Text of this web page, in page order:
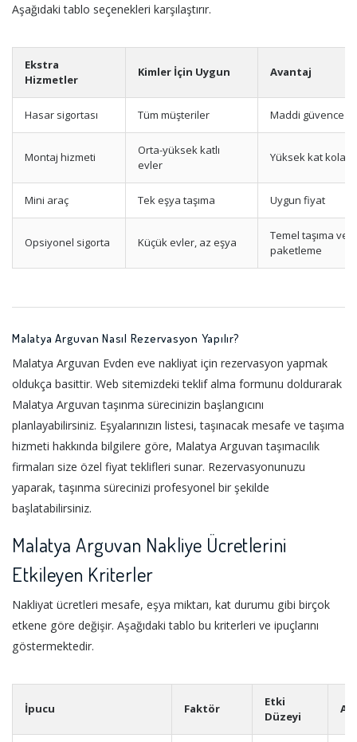
Aşağıdaki tablo seçenekleri karşılaştırır.
Ekstra
Hizmetler
Kimler İçin Uygun Avantaj
Hasar sigortası Tüm müşteriler Maddi güvence
Montaj hizmeti
Orta-yüksek katlı
evler
Yüksek kat
Mini araç Tek eşya taşıma Uygun fiyat
Opsiyonel sigorta Küçük evler, az eşya
Temel taşıma ve
paketleme
Malatya Arguvan Nasıl Rezervasyon Yapılır?
Malatya Arguvan Evden eve nakliyat için rezervasyon yapmak
oldukça basittir. Web sitemizdeki teklif alma formunu doldurarak
Malatya Arguvan taşınma sürecinizin başlangıcını
planlayabilirsiniz. Eşyalarınızın listesi, taşınacak mesafe ve taşıma
hizmeti hakkında bilgilere göre, Malatya Arguvan taşımacılık
firmaları size özel fiyat teklifleri sunar. Rezervasyonunuzu
yaparak, taşınma sürecinizi profesyonel bir şekilde
başlatabilirsiniz.
Malatya Arguvan Nakliye Ücretlerini
Etkileyen Kriterler
Nakliyat ücretleri mesafe, eşya miktarı, kat durumu gibi birçok
etkene göre değişir. Aşağıdaki tablo bu kriterleri ve ipuçlarını
göstermektedir.
İpucu Faktör
Etki
Düzeyi